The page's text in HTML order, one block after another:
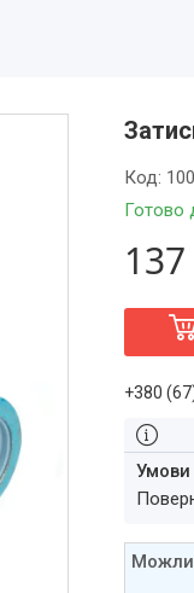
Готово
Код:
+380